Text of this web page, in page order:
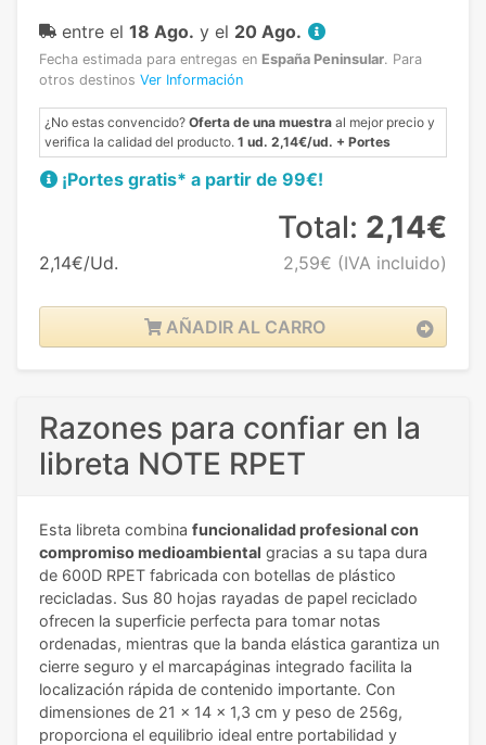
entre el 18 Ago. y el 20 Ago.
Fecha estimada para entregas en España Peninsular. Para
otros destinos Ver Información
¿No estas convencido? Oferta de una muestra al mejor precio y
verifica la calidad del producto. 1 ud. 2,14€/ud. + Portes
¡Portes gratis* a partir de 99€!
2,14€/Ud.
Total: 2,14€
2,59€ (IVA incluido)
AÑADIR AL CARRO
Razones para confiar en la
libreta NOTE RPET
Esta libreta combina funcionalidad profesional con
compromiso medioambiental gracias a su tapa dura
de 600D RPET fabricada con botellas de plástico
recicladas. Sus 80 hojas rayadas de papel reciclado
ofrecen la superficie perfecta para tomar notas
ordenadas, mientras que la banda elástica garantiza un
cierre seguro y el marcapáginas integrado facilita la
localización rápida de contenido importante. Con
dimensiones de 21 x 14 x 1,3 cm y peso de 256g,
proporciona el equilibrio ideal entre portabilidad y